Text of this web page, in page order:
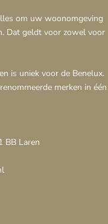
om uw woonomgeving
Dat geldt voor zowel voor
is uniek voor de Benelux.
merken in één
BB Laren